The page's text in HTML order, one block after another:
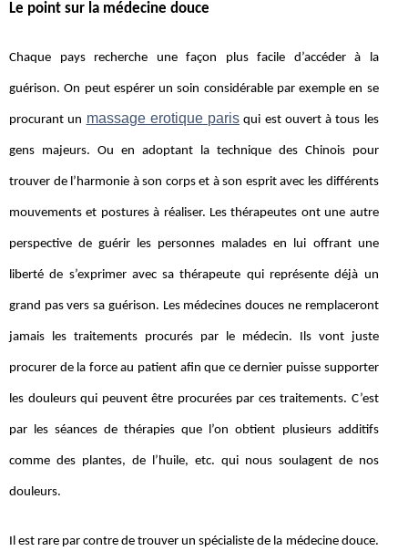
Le point sur la médecine douce
Chaque pays recherche une façon plus facile d’accéder à la
guérison. On peut espérer un soin considérable par exemple en se
procurant un massage erotique paris qui est ouvert à tous les
gens majeurs. Ou en adoptant la technique des Chinois pour
trouver de l’harmonie à son corps et à son esprit avec les différents
mouvements et postures à réaliser. Les thérapeutes ont une autre
perspective de guérir les personnes malades en lui offrant une
liberté de s’exprimer avec sa thérapeute qui représente déjà un
grand pas vers sa guérison. Les médecines douces ne remplaceront
jamais les traitements procurés par le médecin. Ils vont juste
procurer de la force au patient afin que ce dernier puisse supporter
les douleurs qui peuvent être procurées par ces traitements. C’est
par les séances de thérapies que l’on obtient plusieurs additifs
comme des plantes, de l’huile, etc. qui nous soulagent de nos
douleurs.
Il est rare par contre de trouver un spécialiste de la médecine douce.